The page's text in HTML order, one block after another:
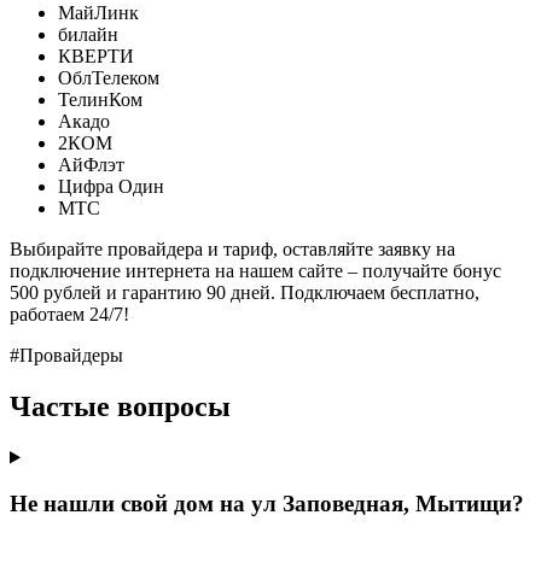
МайЛинк
билайн
КВЕРТИ
ОблТелеком
ТелинКом
Акадо
2КОМ
АйФлэт
Цифра Один
МТС
Выбирайте провайдера и тариф, оставляйте заявку на
подключение интернета на нашем сайте – получайте бонус
500 рублей и гарантию 90 дней. Подключаем бесплатно,
работаем 24/7!
#Провайдеры
Частые вопросы
Не нашли свой дом на ул Заповедная, Мытищи?